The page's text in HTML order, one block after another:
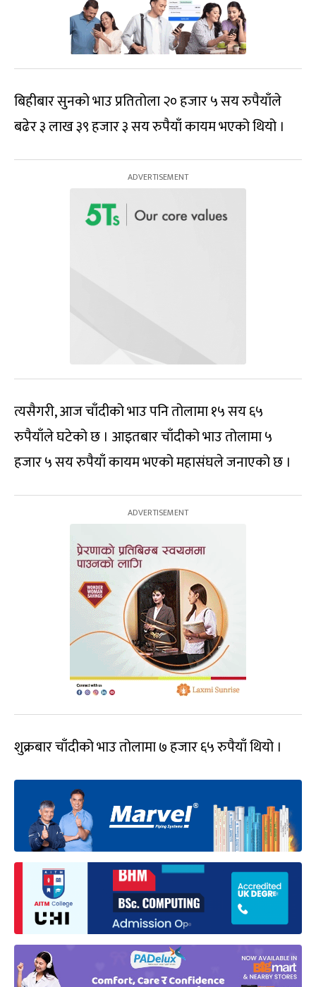
बिहीबार सुनको भाउ प्रतितोला २० हजार ५ सय रुपैयाँले
बढेर ३ लाख ३९ हजार ३ सय रुपैयाँ कायम भएको थियो ।
त्यसैगरी, आज चाँदीको भाउ पनि तोलामा १५ सय ६५
रुपैयाँले घटेको छ । आइतबार चाँदीको भाउ तोलामा ५
हजार ५ सय रुपैयाँ कायम भएको महासंघले जनाएको छ ।
शुक्रबार चाँदीको भाउ तोलामा ७ हजार ६५ रुपैयाँ थियो ।